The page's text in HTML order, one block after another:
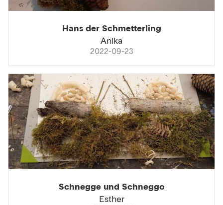
Hans der Schmetterling
Anika
2022-09-23
Schnegge und Schneggo
Esther